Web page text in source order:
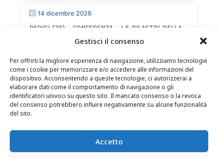
Gestisci il consenso
Per offrirti la migliore esperienza di navigazione, utilizziamo tecnologie
come i cookie per memorizzare e/o accedere alle informazioni del
dispositivo. Acconsentendo a queste tecnologie, ci autorizzerai a
elaborare dati come il comportamento di navigazione o gli
identificatori univoci su questo sito. Il mancato consenso o la revoca
del consenso potrebbero influire negativamente su alcune funzionalità
del sito.
Accetto
14 dicembre 2026
PARIGI (75) – CONFERENZA – I 5 PILASTRI DELLA
CONTATTI